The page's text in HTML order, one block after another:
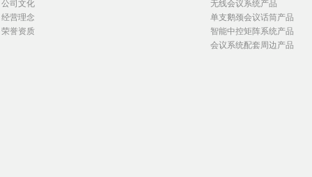
公司文化
经营理念
荣誉资质
无线会议系统产品
单支鹅颈会议话筒产品
智能中控矩阵系统产品
会议系统配套周边产品